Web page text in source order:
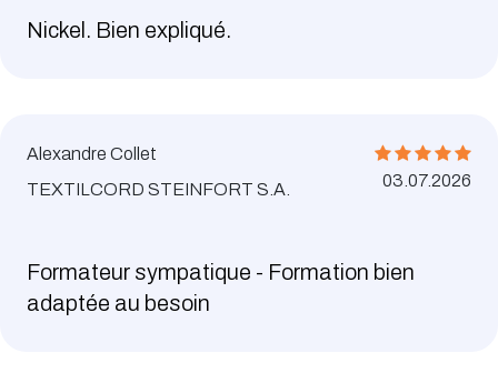
Nickel. Bien expliqué.
Alexandre Collet
TEXTILCORD STEINFORT S.A.
03.07.2026
Formateur sympatique - Formation bien
adaptée au besoin